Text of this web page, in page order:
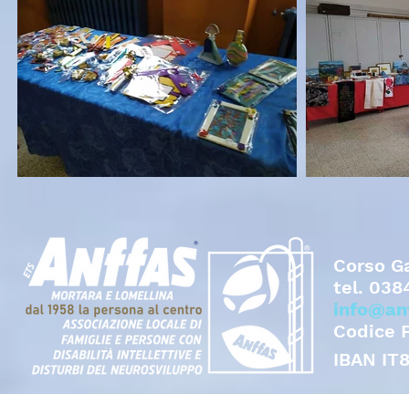
Corso
tel.
Codice
IBAN